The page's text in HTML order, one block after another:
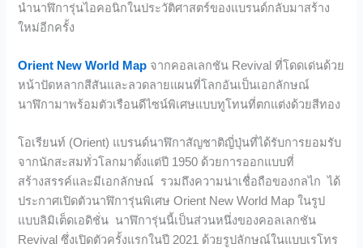
นำนาฬิการุ่นไอคอนิกในประวัติศาสตร์ของแบรนด์กลับมาสร้าง
ใหม่อีกครั้ง
Orient New World Map จากคอลเลกชัน Revival ที่โดดเด่นด้วย
หน้าปัดหลากสีสันและลวดลายแผนที่โลกอันเป็นเอกลักษณ์
นาฬิกามาพร้อมตัวเรือนดีไซน์พิเศษแบบทูโทนที่ตกแต่งด้วยสีทอง
โอเรียนท์ (Orient) แบรนด์นาฬิกาสัญชาติญี่ปุ่นที่ได้รับการยอมรับ
จากนักสะสมทั่วโลกมาตั้งแต่ปี 1950 ด้วยการออกแบบที่
สร้างสรรค์และมีเอกลักษณ์ รวมถึงความน่าเชื่อถือของกลไก ได้
ประกาศเปิดตัวนาฬิการุ่นพิเศษ Orient New World Map ในรูป
แบบลิมิเต็ดเอดิชั่น นาฬิการุ่นนี้เป็นส่วนหนึ่งของคอลเลกชัน
Revival ซึ่งเปิดตัวครั้งแรกในปี 2021 ด้วยรูปลักษณ์ในแบบเรโทร